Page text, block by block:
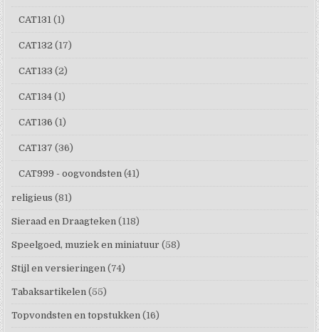
CAT131 (1)
CAT132 (17)
CAT133 (2)
CAT134 (1)
CAT136 (1)
CAT137 (36)
CAT999 - oogvondsten (41)
religieus (81)
Sieraad en Draagteken (118)
Speelgoed, muziek en miniatuur (58)
Stijl en versieringen (74)
Tabaksartikelen (55)
Topvondsten en topstukken (16)